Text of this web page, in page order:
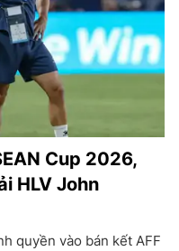
Cup 2026,
HLV John
quyền vào bán kết AFF